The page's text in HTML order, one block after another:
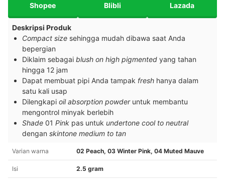
Shopee Blibli Lazada
Deskripsi Produk
Compact size sehingga mudah dibawa saat Anda
bepergian
Diklaim sebagai blush on high pigmented yang tahan
hingga 12 jam
Dapat membuat pipi Anda tampak fresh hanya dalam
satu kali usap
Dilengkapi oil absorption powder untuk membantu
mengontrol minyak berlebih
Shade 01 Pink pas untuk undertone cool to neutral
dengan skintone medium to tan
Varian warna 02 Peach, 03 Winter Pink, 04 Muted Mauve
Isi 2.5 gram